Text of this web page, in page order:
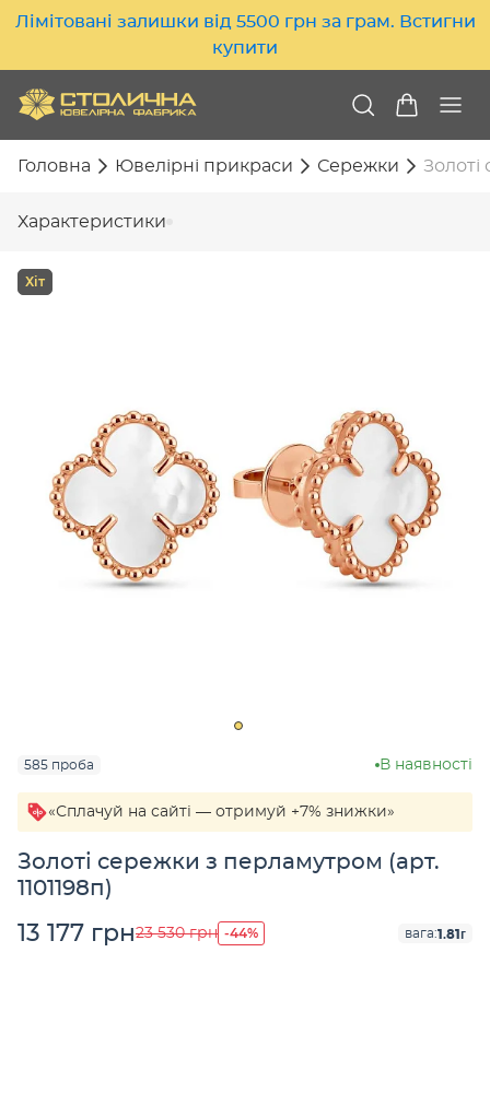
Лімітовані залишки від 5500 грн за грам. Встигни
купити
Головна Ювелірні прикраси Сережки Золоті
Характеристики
Хіт
585 проба В наявності
«Сплачуй на сайті — отримуй +7% знижки»
Золоті сережки з перламутром (арт.
1101198п)
13 177 грн23 530 грн -44% вага:1.81г